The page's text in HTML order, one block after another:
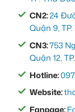
CN2:24
Quận 9,
CN3:753
Quận 12,
Hotline:
Website:
Fanpage: